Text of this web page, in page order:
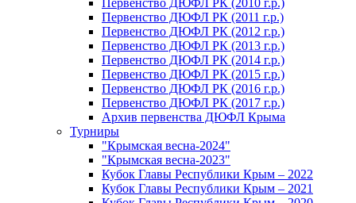
Первенство ДЮФЛ РК (2010 г.р.)
Первенство ДЮФЛ РК (2011 г.р.)
Первенство ДЮФЛ РК (2012 г.р.)
Первенство ДЮФЛ РК (2013 г.р.)
Первенство ДЮФЛ РК (2014 г.р.)
Первенство ДЮФЛ РК (2015 г.р.)
Первенство ДЮФЛ РК (2016 г.р.)
Первенство ДЮФЛ РК (2017 г.р.)
Архив первенства ДЮФЛ Крыма
Турниры
"Крымская весна-2024"
"Крымская весна-2023"
Кубок Главы Республики Крым – 2022
Кубок Главы Республики Крым – 2021